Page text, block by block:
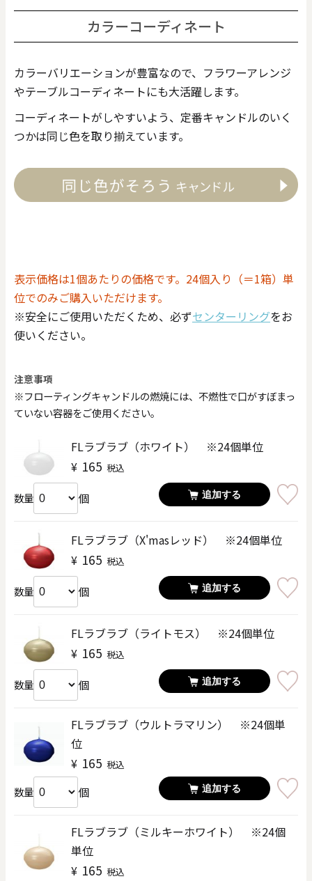
カラーコーディネート
カラーバリエーションが豊富なので、フラワーアレンジ
やテーブルコーディネートにも大活躍します。
コーディネートがしやすいよう、定番キャンドルのいく
つかは同じ色を取り揃えています。
表示価格は1個あたりの価格です。24個入り（＝1箱）単
位でのみご購入いただけます。
※安全にご使用いただくため、必ずセンターリングをお
使いください。
注意事項
※フローティングキャンドルの燃焼には、不燃性で口がすぼまっ
ていない容器をご使用ください。
FLラブラブ（ホワイト） ※24個単位
¥ 165 税込
数量 個 追加する
FLラブラブ（X'masレッド） ※24個単位
¥ 165 税込
数量 個 追加する
FLラブラブ（ライトモス） ※24個単位
¥ 165 税込
数量 個 追加する
FLラブラブ（ウルトラマリン） ※24個単
位
¥ 165 税込
数量 個 追加する
FLラブラブ（ミルキーホワイト） ※24個
単位
¥ 165 税込